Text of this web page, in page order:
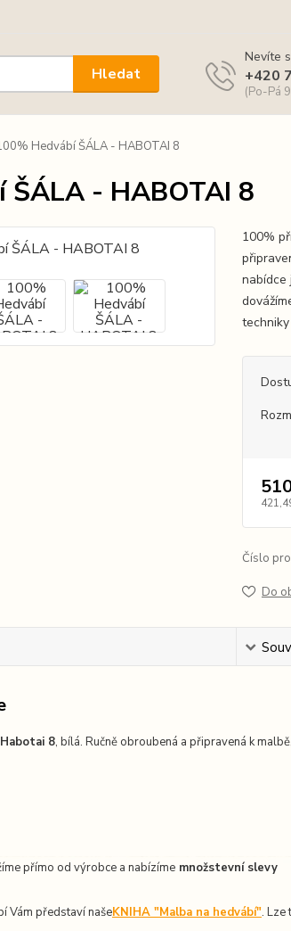
Hledat
Nevíte
+420
(Po-Pá
Hedvábí ŠÁLA - HABOTAI 8
ŠÁLA - HABOTAI 8
100%
nabídce
Číslo
Do
8, bílá. Ručně obroubená a připravená k
přímo od výrobce a nabízímemnožstevní slevy
Vám představí našeKNIHA "Malba na hedvábí". Lze